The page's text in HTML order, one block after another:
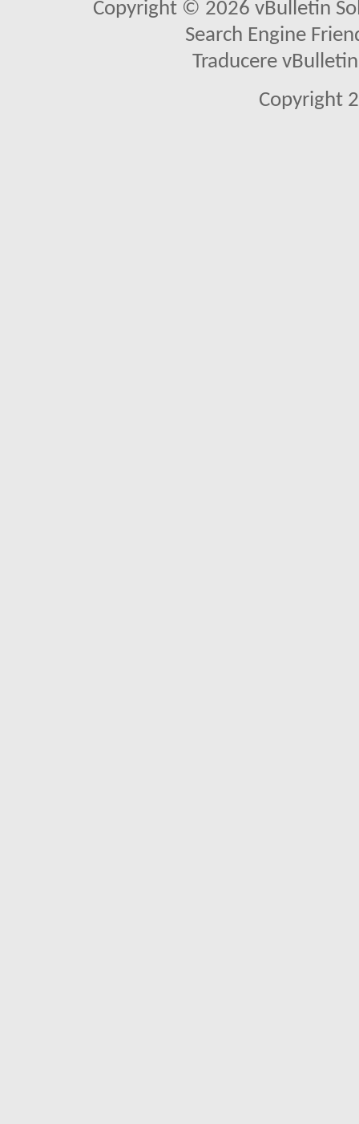
Copyright © 2026 vBulletin
Search Engine
Traducere
Copyright